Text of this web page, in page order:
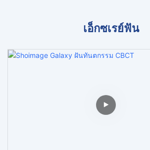
เอ็กซเรย์ฟัน